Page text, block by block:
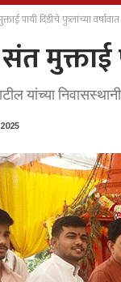
पायी दिंडीचे फुलांच्या
मुक्ताई
यांच्या